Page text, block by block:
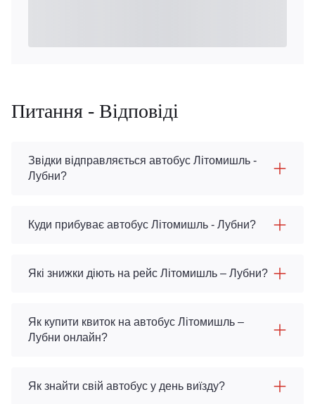
Питання - Відповіді
Звідки відправляється автобус Літомишль -
Лубни?
Куди прибуває автобус Літомишль - Лубни?
Які знижки діють на рейс Літомишль – Лубни?
Як купити квиток на автобус Літомишль –
Лубни онлайн?
Як знайти свій автобус у день виїзду?